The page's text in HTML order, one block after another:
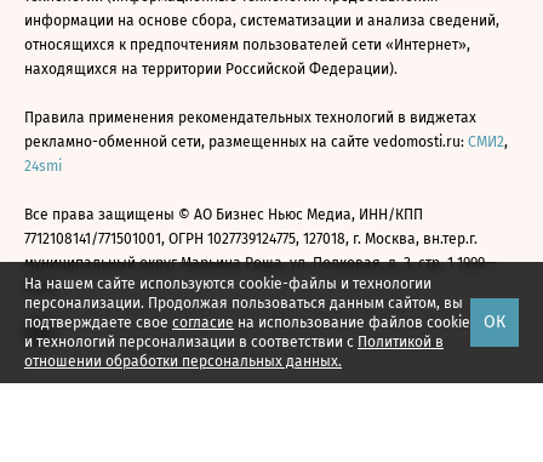
На нашем сайте используются cookie-файлы и технологии
персонализации. Продолжая пользоваться данным сайтом, вы
подтверждаете свое согласие на использование файлов cookie
и технологий персонализации в соответствии с Политикой в
отношении обработки персональных данных.
ОК
информации на основе сбора, систематизации и анализа сведений,
относящихся к предпочтениям пользователей сети «Интернет»,
находящихся на территории Российской Федерации).
Правила применения рекомендательных технологий в виджетах
рекламно-обменной сети, размещенных на сайте vedomosti.ru: СМИ2,
24smi
Все права защищены © АО Бизнес Ньюс Медиа, ИНН/КПП
7712108141/771501001, ОГРН 1027739124775, 127018, г. Москва, вн.тер.г.
муниципальный округ Марьина Роща, ул. Полковая, д. 3, стр. 1 1999—
2026